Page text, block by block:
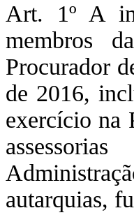
Art. 1º A
membros
Procurador
de 2016,
exercício na
autarquias,